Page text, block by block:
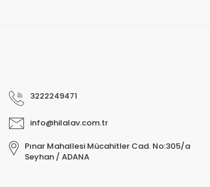
3222249471
info@hilalav.com.tr
Pınar Mahallesi Mücahitler Cad. No:305/a
Seyhan / ADANA